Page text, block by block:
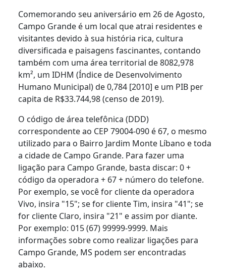
Comemorando seu aniversário em 26 de Agosto,
Campo Grande é um local que atrai residentes e
visitantes devido à sua história rica, cultura
diversificada e paisagens fascinantes, contando
também com uma área territorial de 8082,978
km², um IDHM (Índice de Desenvolvimento
Humano Municipal) de 0,784 [2010] e um PIB per
capita de R$33.744,98 (censo de 2019).
O código de área telefônica (DDD)
correspondente ao CEP 79004-090 é 67, o mesmo
utilizado para o Bairro Jardim Monte Líbano e toda
a cidade de Campo Grande. Para fazer uma
ligação para Campo Grande, basta discar: 0 +
código da operadora + 67 + número do telefone.
Por exemplo, se você for cliente da operadora
Vivo, insira "15"; se for cliente Tim, insira "41"; se
for cliente Claro, insira "21" e assim por diante.
Por exemplo: 015 (67) 99999-9999. Mais
informações sobre como realizar ligações para
Campo Grande, MS podem ser encontradas
abaixo.